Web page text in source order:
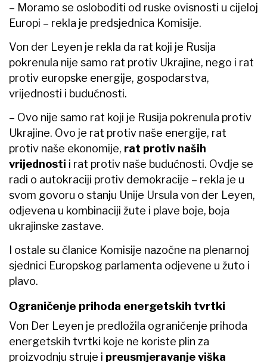
– Moramo se osloboditi od ruske ovisnosti u cijeloj
Europi – rekla je predsjednica Komisije.
Von der Leyen je rekla da rat koji je Rusija
pokrenula nije samo rat protiv Ukrajine, nego i rat
protiv europske energije, gospodarstva,
vrijednosti i budućnosti.
– Ovo nije samo rat koji je Rusija pokrenula protiv
Ukrajine. Ovo je rat protiv naše energije, rat
protiv naše ekonomije, rat protiv naših
vrijednosti i rat protiv naše budućnosti. Ovdje se
radi o autokraciji protiv demokracije – rekla je u
svom govoru o stanju Unije Ursula von der Leyen,
odjevena u kombinaciji žute i plave boje, boja
ukrajinske zastave.
I ostale su članice Komisije nazočne na plenarnoj
sjednici Europskog parlamenta odjevene u žuto i
plavo.
Ograničenje prihoda energetskih tvrtki
Von Der Leyen je predložila ograničenje prihoda
energetskih tvrtki koje ne koriste plin za
proizvodnju struje i preusmjeravanje viška